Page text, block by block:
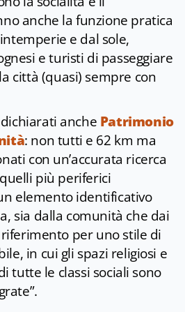
anche la funzione pratica
e dal sole,
e turisti di passeggiare
città (quasi) sempre con
anche Patrimonio
: non tutti e 62 km ma
con un’accurata ricerca
più periferici
elemento identificativo
sia dalla comunità che dai
per uno stile di
in cui gli spazi religiosi e
tutte le classi sociali sono